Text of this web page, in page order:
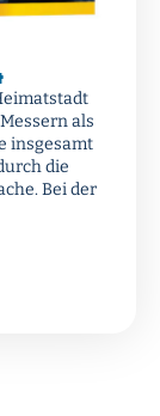
als
insgesamt
die
Bei der